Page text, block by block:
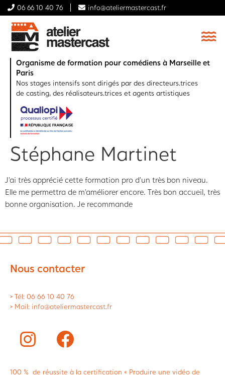
06 66 10 40 76 info@ateliermastercast.fr
Organisme de formation pour comédiens à Marseille et
Paris
Nos stages intensifs sont dirigés par des directeurs.trices
de casting, des réalisateurs.trices et agents artistiques
Stéphane Martinet
J’ai très apprécié cette formation pro d’un très bon niveau.
Elle me permettra de m’améliorer encore. Très bon accueil, très
bonne organisation. Je recommande
Nous contacter
> Tél: 06 66 10 40 76
> Mail: info@ateliermastercast.fr
100 % de réussite à la certification « Produire une vidéo de